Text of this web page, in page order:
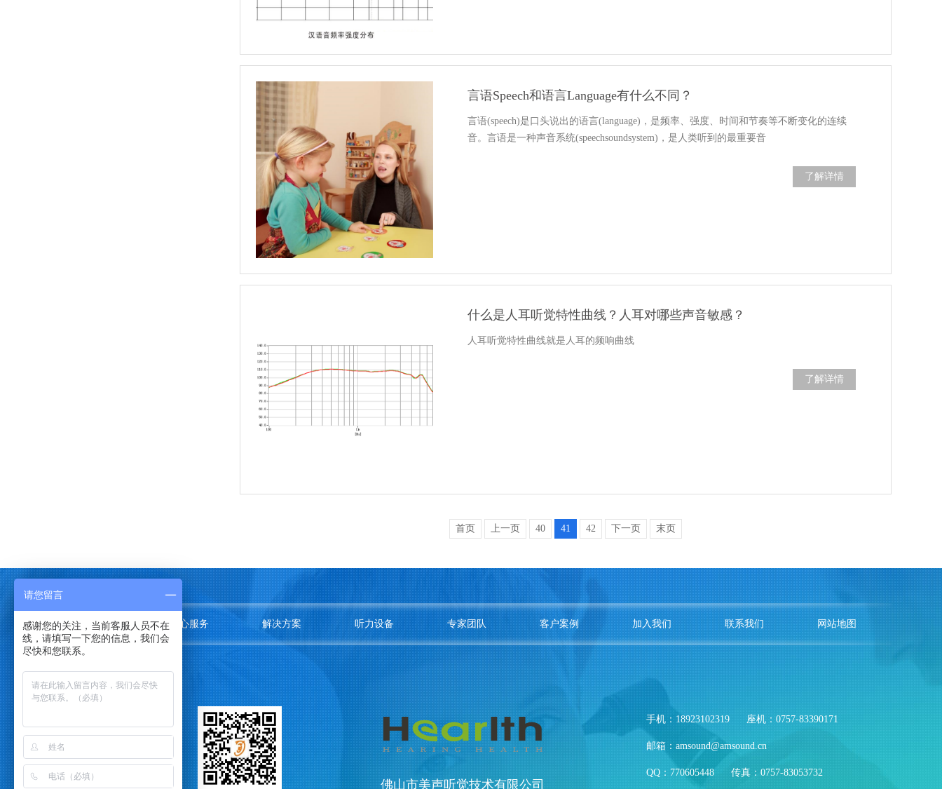
言语Speech和语言Language有什么不同？
言语(speech)是口头说出的语言(language)，是频率、强度、时间和节奏等不断变化的连续
音。言语是一种声音系统(speechsoundsystem)，是人类听到的最重要音
了解详情
什么是人耳听觉特性曲线？人耳对哪些声音敏感？
人耳听觉特性曲线就是人耳的频响曲线
了解详情
首页 上一页 40 41 42 下一页 末页
关于我们 中心服务 解决方案 听力设备 专家团队 客户案例 加入我们 联系我们 网站地图
佛山市美声听觉技术有限公司
手机：18923102319 座机：0757-83390171
邮箱：amsound@amsound.cn
QQ：770605448 传真：0757-83053732
请您留言
感谢您的关注，当前客服人员不在
线，请填写一下您的信息，我们会
尽快和您联系。